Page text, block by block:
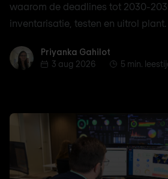
waarom de deadlines tot 2030-
inventarisatie, testen en uitrol plant.
Priyanka Gahilot
Priyanka Gahilot
3 aug 2026
5 min.